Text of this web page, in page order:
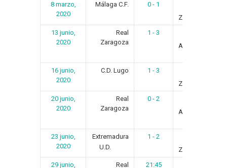
8 marzo,
2020
Málaga C.F. 0 - 1
Zaragoza
13 junio,
2020
Real
Zaragoza
1 - 3
Alcorcón
16 junio,
2020
C.D. Lugo 1 - 3
Zaragoza
20 junio,
2020
Real
Zaragoza
0 - 2
Almería
23 junio,
2020
Extremadura
U.D.
1 - 2
Zaragoza
29 junio, Real 21:45